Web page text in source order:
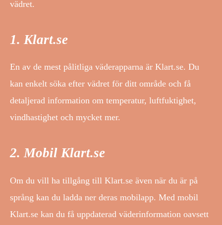
vädret.
1. Klart.se
En av de mest pålitliga väderapparna är Klart.se. Du
kan enkelt söka efter vädret för ditt område och få
detaljerad information om temperatur, luftfuktighet,
vindhastighet och mycket mer.
2. Mobil Klart.se
Om du vill ha tillgång till Klart.se även när du är på
språng kan du ladda ner deras mobilapp. Med mobil
Klart.se kan du få uppdaterad väderinformation oavsett